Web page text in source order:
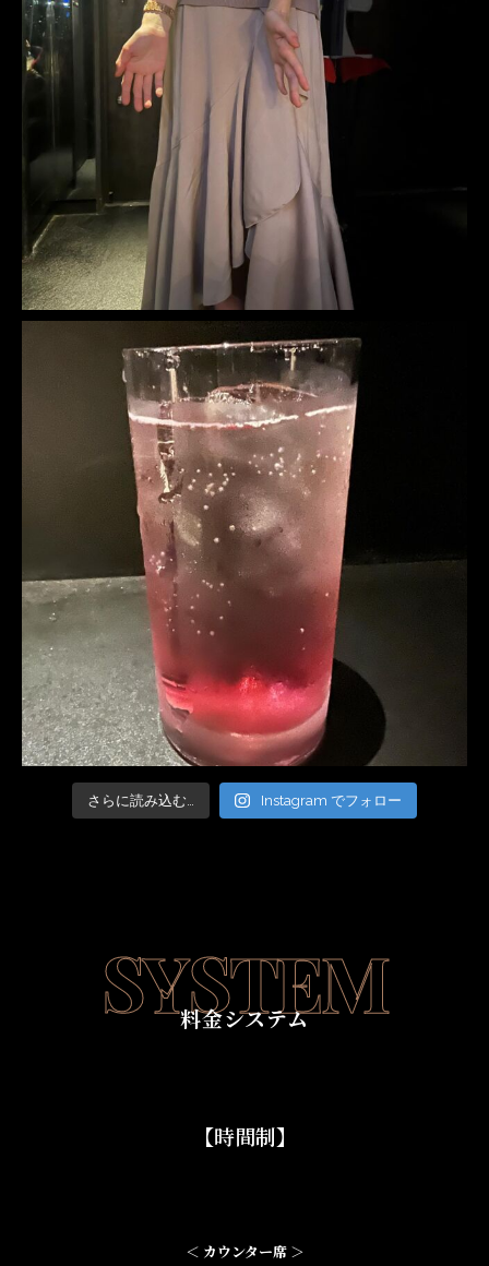
さらに読み込む… Instagram でフォロー
SYSTEM
料金システム
【時間制】
＜ カウンター席 ＞